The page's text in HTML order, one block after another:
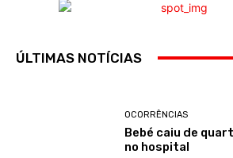
ÚLTIMAS NOTÍCIAS
OCORRÊNCIAS
Bebé caiu de
no hospital